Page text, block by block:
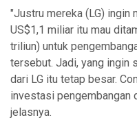
"Justru mereka (LG) ingin
US$1,1 miliar itu mau
triliun) untuk
tersebut. Jadi, yang ingin
dari LG itu tetap besar.
investasi pengembangan
jelasnya.